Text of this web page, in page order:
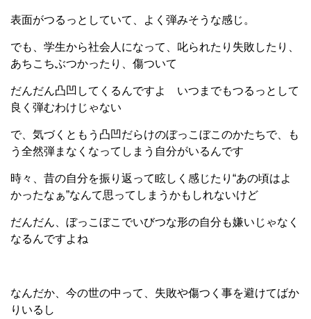
表面がつるっとしていて、よく弾みそうな感じ。
でも、学生から社会人になって、叱られたり失敗したり、
あちこちぶつかったり、傷ついて
だんだん凸凹してくるんですよ いつまでもつるっとして
良く弾むわけじゃない
で、気づくともう凸凹だらけのぼっこぼこのかたちで、も
う全然弾まなくなってしまう自分がいるんです
時々、昔の自分を振り返って眩しく感じたり“あの頃はよ
かったなぁ”なんて思ってしまうかもしれないけど
だんだん、ぼっこぼこでいびつな形の自分も嫌いじゃなく
なるんですよね
なんだか、今の世の中って、失敗や傷つく事を避けてばか
りいるし